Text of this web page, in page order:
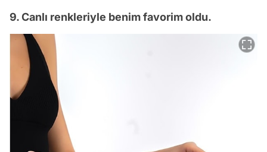
9. Canlı renkleriyle benim favorim oldu.